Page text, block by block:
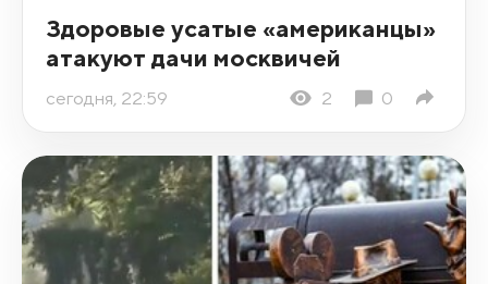
Здоровые усатые «американцы»
атакуют дачи москвичей
сегодня, 22:59 2 0